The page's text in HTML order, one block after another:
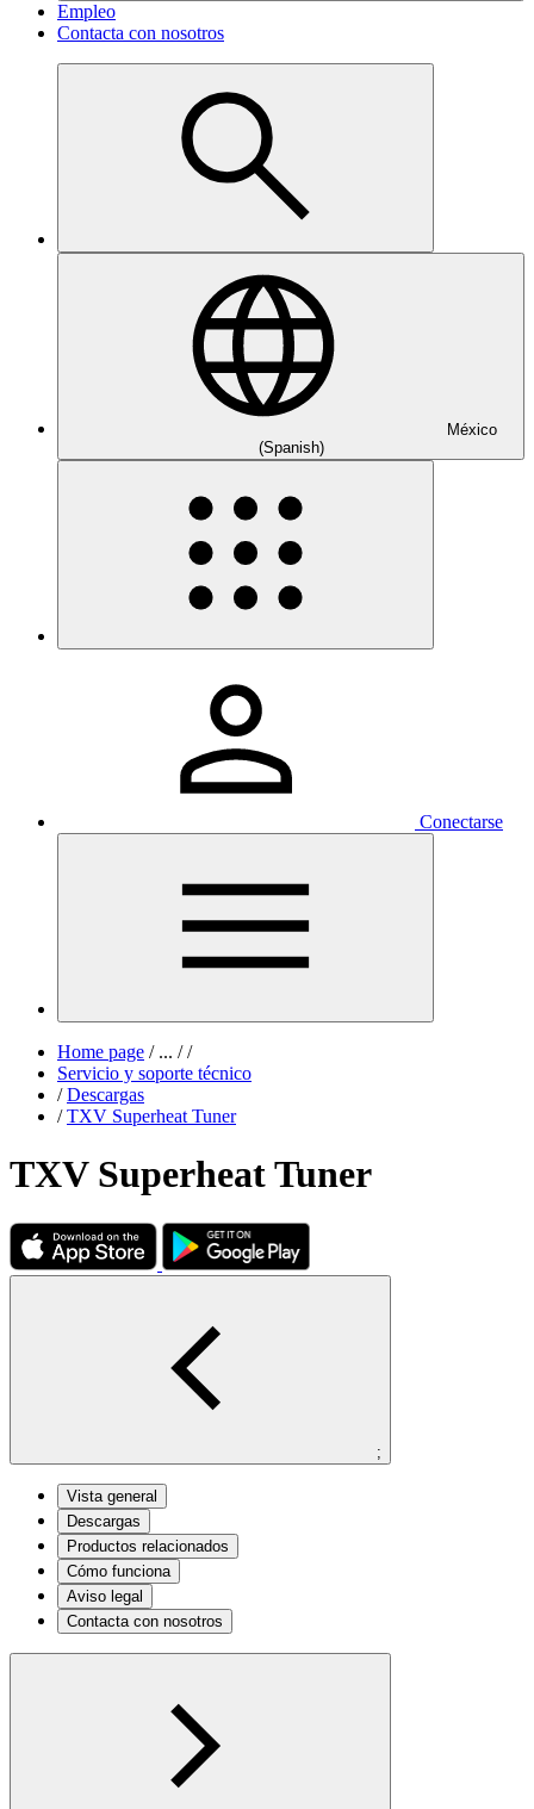
Empleo
Contacta con nosotros
México
(Spanish)
Conectarse
Home page /... / /
Servicio y soporte técnico
/ Descargas
/ TXV Superheat Tuner
TXV Superheat Tuner
;
Vista general
Descargas
Productos relacionados
Cómo funciona
Aviso legal
Contacta con nosotros